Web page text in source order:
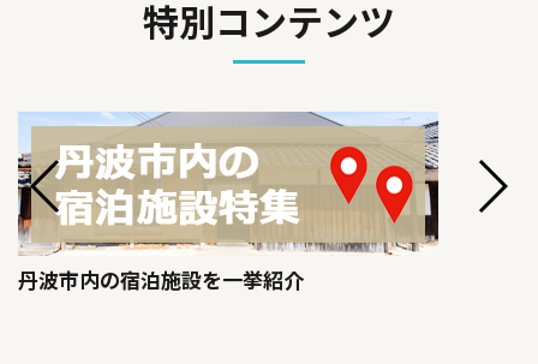
特別コンテンツ
丹波市内の宿泊施設を一挙紹介